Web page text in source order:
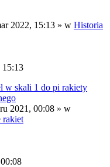
2022, 15:13 » w Historia
15:13
w skali 1 do pi rakiety
2021, 00:08 » w
rakiet